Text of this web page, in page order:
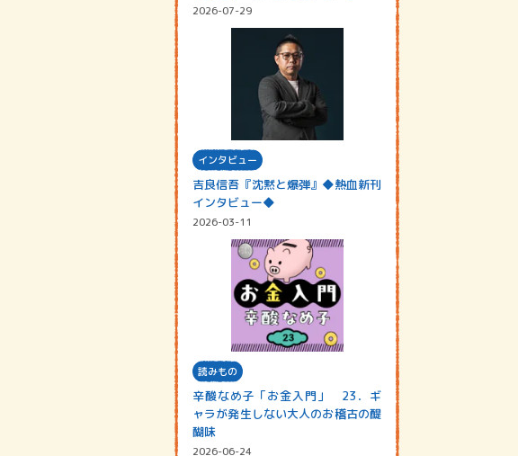
2026-07-29
インタビュー
吉良信吾『沈黙と爆弾』◆熱血新刊
インタビュー◆
2026-03-11
読みもの
辛酸なめ子「お金入門」 23．ギ
ャラが発生しない大人のお稽古の醍
醐味
2026-06-24